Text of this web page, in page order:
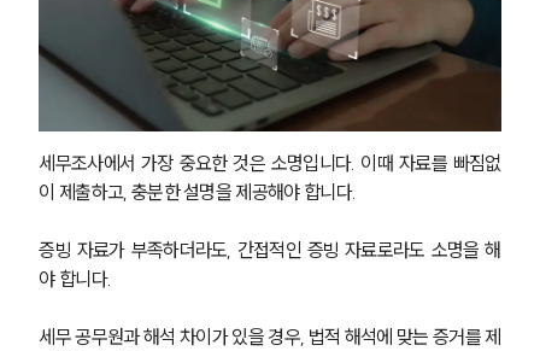
그룹소개
세무조사에서 가장 중요한 것은 소명입니다. 이때 자료를 빠짐없
이 제출하고, 충분한 설명을 제공해야 합니다.
증빙 자료가 부족하더라도, 간접적인 증빙 자료로라도 소명을 해
야 합니다.
세무 공무원과 해석 차이가 있을 경우, 법적 해석에 맞는 증거를 제